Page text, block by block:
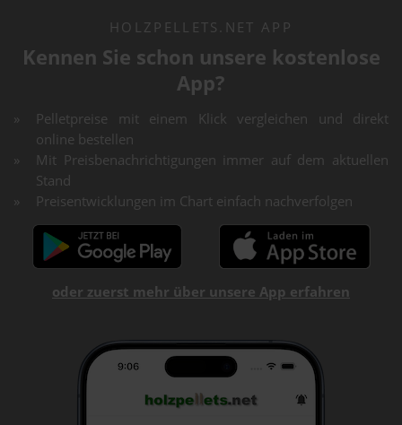
HOLZPELLETS.NET APP
Kennen Sie schon unsere kostenlose
App?
Pelletpreise mit einem Klick vergleichen und direkt
online bestellen
Mit Preisbenachrichtigungen immer auf dem aktuellen
Stand
Preisentwicklungen im Chart einfach nachverfolgen
oder zuerst mehr über unsere App erfahren